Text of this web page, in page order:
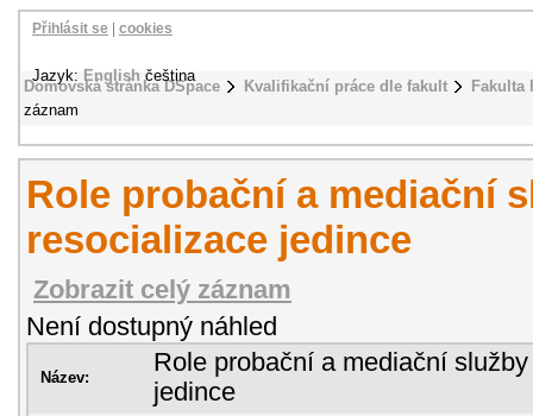
Domovská stránka DSpace Kvalifikační práce dle fakult
záznam
Přihlásit se cookies
Jazyk: English čeština
Role probační a mediační
resocializace jedince
Zobrazit celý záznam
Není dostupný náhled
Název:
Role probační a mediační
jedince